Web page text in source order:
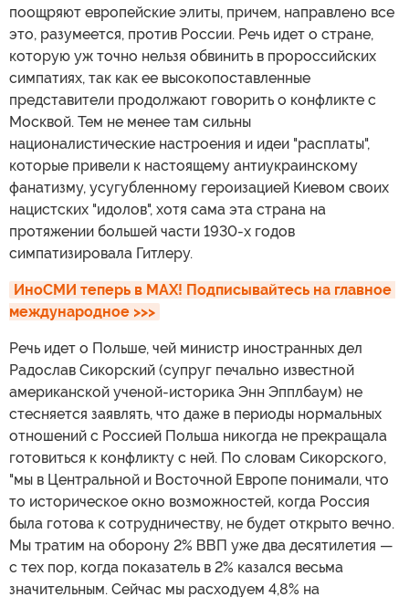
поощряют европейские элиты, причем, направлено все
это, разумеется, против России. Речь идет о стране,
которую уж точно нельзя обвинить в пророссийских
симпатиях, так как ее высокопоставленные
представители продолжают говорить о конфликте с
Москвой. Тем не менее там сильны
националистические настроения и идеи "расплаты",
которые привели к настоящему антиукраинскому
фанатизму, усугубленному героизацией Киевом своих
нацистских "идолов", хотя сама эта страна на
протяжении большей части 1930-х годов
симпатизировала Гитлеру.
ИноСМИ теперь в MAX! Подписывайтесь на главное
международное >>>
Речь идет о Польше, чей министр иностранных дел
Радослав Сикорский (супруг печально известной
американской ученой-историка Энн Эпплбаум) не
стесняется заявлять, что даже в периоды нормальных
отношений с Россией Польша никогда не прекращала
готовиться к конфликту с ней. По словам Сикорского,
"мы в Центральной и Восточной Европе понимали, что
то историческое окно возможностей, когда Россия
была готова к сотрудничеству, не будет открыто вечно.
Мы тратим на оборону 2% ВВП уже два десятилетия —
с тех пор, когда показатель в 2% казался весьма
значительным. Сейчас мы расходуем 4,8% на